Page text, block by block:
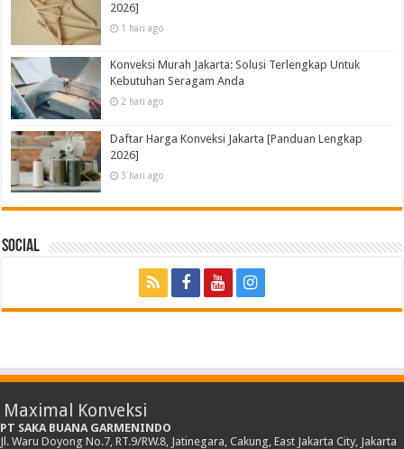
2026]
1 hari ago
Konveksi Murah Jakarta: Solusi Terlengkap Untuk
Kebutuhan Seragam Anda
2 hari ago
Daftar Harga Konveksi Jakarta [Panduan Lengkap
2026]
3 hari ago
Social
Maximal Konveksi
PT SAKA BUANA GARMENINDO
Jl. Waru Doyong No.7, RT.9/RW.8, Jatinegara, Cakung, East Jakarta City, Jakarta